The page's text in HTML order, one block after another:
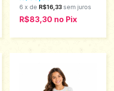
6 x de R$16,33 sem juros
R$83,30 no Pix